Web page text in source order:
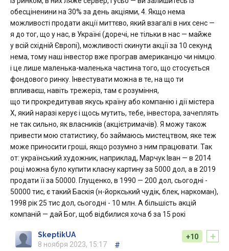
обесціненини на 30% за день акціями, 4. Якщо нема
можливості продати акції миттєво, який взагалі в них сенс —
я до тог, що у нас, в Україні (доречі, не тільки в нас — майже
у всій східній Європі), можливості скинути акції за 10 секунд
нема, тому наш інвестор вже програв американцю чи німцю.
і це лише маленька-маленька частина того, що стосується
фондового ринку. Інвестувати можна в те, на що ти
впливаєш, навіть трежеріз, там є розуміння,
що ти прокредитував якусь країну або компанію і дії містера
Х, який наразі керує і щось мутить, тебе, інвестора, зачеплять
не так сильно, як власників (акцієтримачів). Я можу також
привести мою статистику, бо займаюсь мистецтвом, яке теж
може приносити гроші, якщо розумно з ним працювати. Так
от: український художник, наприклад, Марчук Іван — в 2014
році можна було купити класну картину за 5000 дол, а в 2019
продати її за 50000. Глущенко, в 1990 — 200 дол, сьогодні -
50000 тис, є такий Баскія (н-йоркський чудік, блек, наркоман),
1998 рік 25 тис дол, сьогодні - 10 млн. А більшість акцій
компаній — дай Бог, щоб відбилися хоча б за 15 рокі
+
+10
SkeptikUA
8 ноября 2023, 15:17
#